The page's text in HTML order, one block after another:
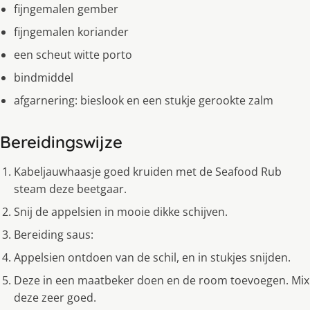
fijngemalen gember
fijngemalen koriander
een scheut witte porto
bindmiddel
afgarnering: bieslook en een stukje gerookte zalm
Bereidingswijze
Kabeljauwhaasje goed kruiden met de Seafood Rub
steam deze beetgaar.
Snij de appelsien in mooie dikke schijven.
Bereiding saus:
Appelsien ontdoen van de schil, en in stukjes snijden.
Deze in een maatbeker doen en de room toevoegen. Mix
deze zeer goed.